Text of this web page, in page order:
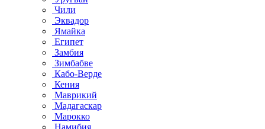
Чили
Эквадор
Ямайка
Египет
Замбия
Зимбабве
Кабо-Верде
Кения
Маврикий
Мадагаскар
Марокко
Намибия